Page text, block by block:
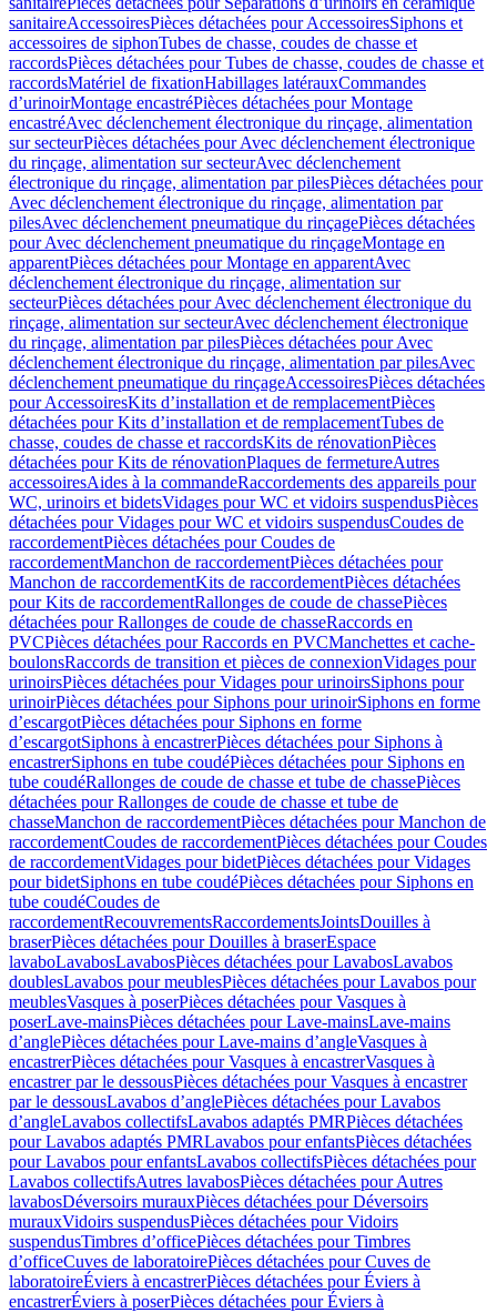
sanitaireAccessoiresPièces détachées pour AccessoiresSiphons et
accessoires de siphonTubes de chasse, coudes de chasse et
raccordsPièces détachées pour Tubes de chasse, coudes de chasse et
raccordsMatériel de fixationHabillages latérauxCommandes
dʼurinoirMontage encastréPièces détachées pour Montage
encastréAvec déclenchement électronique du rinçage, alimentation
sur secteurPièces détachées pour Avec déclenchement électronique
du rinçage, alimentation sur secteurAvec déclenchement
électronique du rinçage, alimentation par pilesPièces détachées pour
Avec déclenchement électronique du rinçage, alimentation par
pilesAvec déclenchement pneumatique du rinçagePièces détachées
pour Avec déclenchement pneumatique du rinçageMontage en
apparentPièces détachées pour Montage en apparentAvec
déclenchement électronique du rinçage, alimentation sur
secteurPièces détachées pour Avec déclenchement électronique du
rinçage, alimentation sur secteurAvec déclenchement électronique
du rinçage, alimentation par pilesPièces détachées pour Avec
déclenchement électronique du rinçage, alimentation par pilesAvec
déclenchement pneumatique du rinçageAccessoiresPièces détachées
pour AccessoiresKits d’installation et de remplacementPièces
détachées pour Kits d’installation et de remplacementTubes de
chasse, coudes de chasse et raccordsKits de rénovationPièces
détachées pour Kits de rénovationPlaques de fermetureAutres
accessoiresAides à la commandeRaccordements des appareils pour
WC, urinoirs et bidetsVidages pour WC et vidoirs suspendusPièces
détachées pour Vidages pour WC et vidoirs suspendusCoudes de
raccordementPièces détachées pour Coudes de
raccordementManchon de raccordementPièces détachées pour
Manchon de raccordementKits de raccordementPièces détachées
pour Kits de raccordementRallonges de coude de chassePièces
détachées pour Rallonges de coude de chasseRaccords en
PVCPièces détachées pour Raccords en PVCManchettes et cache-
boulonsRaccords de transition et pièces de connexionVidages pour
urinoirsPièces détachées pour Vidages pour urinoirsSiphons pour
urinoirPièces détachées pour Siphons pour urinoirSiphons en forme
d’escargotPièces détachées pour Siphons en forme
d’escargotSiphons à encastrerPièces détachées pour Siphons à
encastrerSiphons en tube coudéPièces détachées pour Siphons en
tube coudéRallonges de coude de chasse et tube de chassePièces
détachées pour Rallonges de coude de chasse et tube de
chasseManchon de raccordementPièces détachées pour Manchon de
raccordementCoudes de raccordementPièces détachées pour Coudes
de raccordementVidages pour bidetPièces détachées pour Vidages
pour bidetSiphons en tube coudéPièces détachées pour Siphons en
tube coudéCoudes de
raccordementRecouvrementsRaccordementsJointsDouilles à
braserPièces détachées pour Douilles à braserEspace
lavaboLavabosLavabosPièces détachées pour LavabosLavabos
doublesLavabos pour meublesPièces détachées pour Lavabos pour
meublesVasques à poserPièces détachées pour Vasques à
poserLave-mainsPièces détachées pour Lave-mainsLave-mains
d’anglePièces détachées pour Lave-mains d’angleVasques à
encastrerPièces détachées pour Vasques à encastrerVasques à
encastrer par le dessousPièces détachées pour Vasques à encastrer
par le dessousLavabos d’anglePièces détachées pour Lavabos
d’angleLavabos collectifsLavabos adaptés PMRPièces détachées
pour Lavabos adaptés PMRLavabos pour enfantsPièces détachées
pour Lavabos pour enfantsLavabos collectifsPièces détachées pour
Lavabos collectifsAutres lavabosPièces détachées pour Autres
lavabosDéversoirs murauxPièces détachées pour Déversoirs
murauxVidoirs suspendusPièces détachées pour Vidoirs
suspendusTimbres dʼofficePièces détachées pour Timbres
dʼofficeCuves de laboratoirePièces détachées pour Cuves de
laboratoireÉviers à encastrerPièces détachées pour Éviers à
encastrerÉviers à poserPièces détachées pour Éviers à